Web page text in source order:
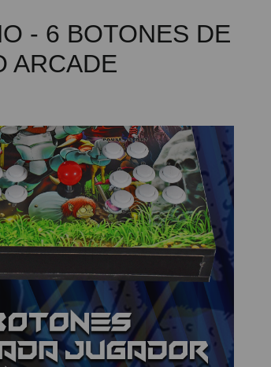
- 6 BOTONES DE
ARCADE